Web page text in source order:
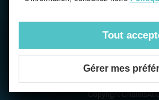
SUIVEZ-NOUS
Une entreprise 100%
Copyright
Tout
Gérer mes